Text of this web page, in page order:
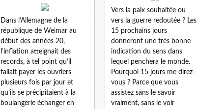
Vers la paix souhaitée ou
vers la guerre redoutée ? Les
15 prochains jours
donneront une très bonne
indication du sens dans
lequel penchera le monde.
Pourquoi 15 jours me direz-
vous ? Parce que vous
assistez sans le savoir
vraiment, sans le voir
Dans l’Allemagne de la
république de Weimar au
début des années 20,
l’inflation atteignait des
records, à tel point qu’il
fallait payer les ouvriers
plusieurs fois par jour et
qu’ils se précipitaient à la
boulangerie échanger en